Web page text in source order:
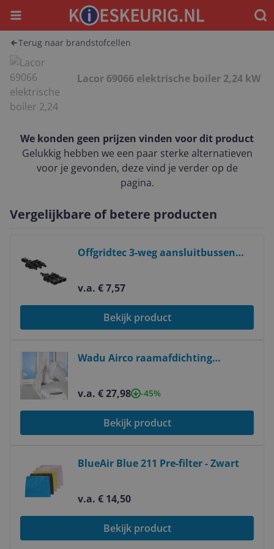
Menu
Terug naar brandstofcellen
Lacor 69066 elektrische boiler 2,24 kW
We konden geen prijzen vinden voor dit product
Gelukkig hebben we een paar sterke alternatieven
voor je gevonden, deze vind je verder op de
pagina.
Vergelijkbare of betere producten
Offgridtec 3-weg aansluitbussen
v.a. € 7,57
Bekijk product
Wadu Airco raamafdichting
Tegen insecten - Transparant -
v.a. € 27,98 -45%
Bekijk product
BlueAir Blue 211 Pre-filter - Zwart
v.a. € 14,50
Bekijk product